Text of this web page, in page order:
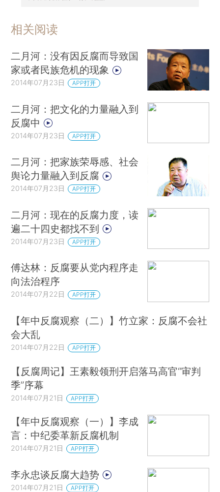
相关阅读
二月河：没有因反腐而导致国
家或者民族危机的现象
2014年07月23日 APP打开
二月河：把文化的力量融入到
反腐中
2014年07月23日 APP打开
二月河：把家族荣辱感、社会
舆论力量融入到反腐
2014年07月23日 APP打开
二月河：现在的反腐力度，读
遍二十四史都找不到
2014年07月23日 APP打开
傅达林：反腐要从党内程序走
向法治程序
2014年07月22日 APP打开
【年中反腐观察（二）】竹立家：反腐不会社
会大乱
2014年07月22日 APP打开
【反腐周记】王素毅领刑开启落马高官“审判
季”序幕
2014年07月21日 APP打开
【年中反腐观察（一）】李成
言：中纪委革新反腐机制
2014年07月21日 APP打开
李永忠谈反腐大趋势
2014年07月21日 APP打开